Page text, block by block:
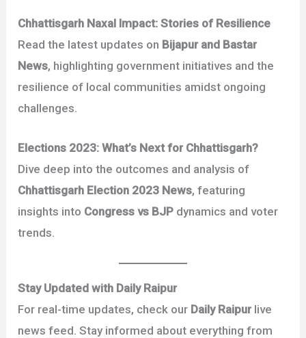
Chhattisgarh Naxal Impact: Stories of Resilience
Read the latest updates on Bijapur and Bastar
News, highlighting government initiatives and the
resilience of local communities amidst ongoing
challenges.
Elections 2023: What’s Next for Chhattisgarh?
Dive deep into the outcomes and analysis of
Chhattisgarh Election 2023 News, featuring
insights into Congress vs BJP dynamics and voter
trends.
Stay Updated with Daily Raipur
For real-time updates, check our Daily Raipurlive
news feed. Stay informed about everything from